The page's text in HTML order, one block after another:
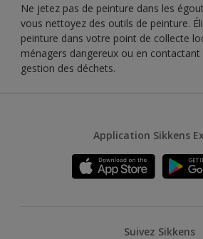
Ne jetez pas de peinture dans les
vous nettoyez des outils de peinture.
peinture dans votre point de collecte
ménagers dangereux ou en
gestion des déchets.
Application Sikkens
Suivez Sikkens